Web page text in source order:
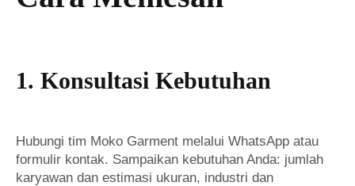
1. Konsultasi Kebutuhan
Hubungi tim Moko Garment melalui WhatsApp atau
formulir kontak. Sampaikan kebutuhan Anda: jumlah
karyawan dan estimasi ukuran, industri dan